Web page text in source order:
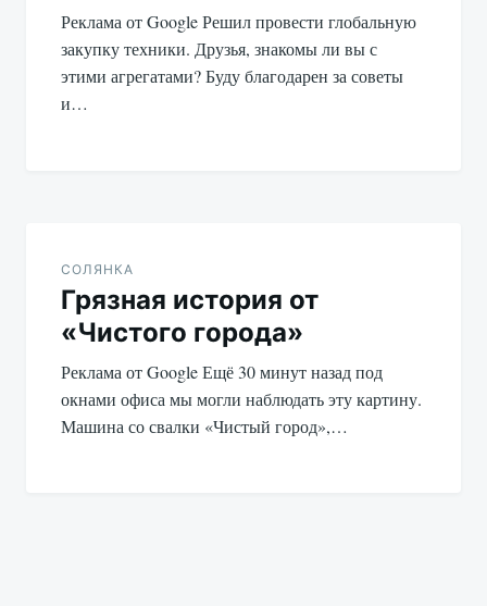
Реклама от Google Решил провести глобальную
закупку техники. Друзья, знакомы ли вы с
этими агрегатами? Буду благодарен за советы
и…
СОЛЯНКА
Грязная история от
«Чистого города»
Реклама от Google Ещё 30 минут назад под
окнами офиса мы могли наблюдать эту картину.
Машина со свалки «Чистый город»,…